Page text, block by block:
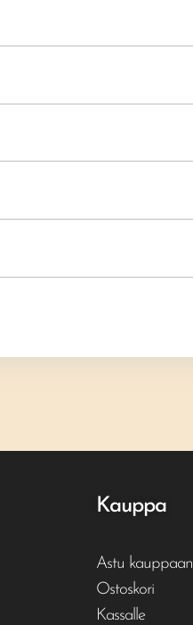
Kauppa
Astu kauppaan
Ostoskori
Kassalle